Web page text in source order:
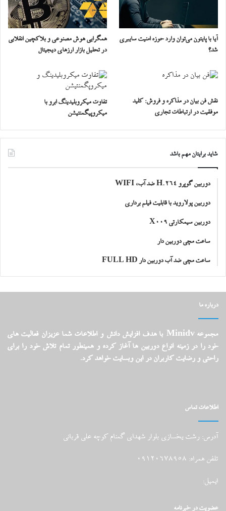
آیا با پایتون می‌توان وارد حوزه امنیت سایبری
شد؟
همگرایی هوش مصنوعی و بلاکچین انقلابی
در تحلیل بازار ارزهای دیجیتال
نقش فن بیان در مذاکره و فروش: کلید
موفقیت در ارتباطات تجاری
تفاوت میکروبلیدینگ ابرو با
میکروپیگمنتیشن
شاید برایتان مهم باشد
دوربین گوپرو H.264 ضد آب، WIFI
دوربین پولاروید با قابلیت فیلم برداری
دوربین سیمکارتی X009
ساعت مچی دوربین دار
ساعت مچی ضد آب دوربین دار FULL HD
درباره ما
مجموعه Minidv با هدف افزایش دانش و اطلاعات شما عزیزان فعالیت های
خود را در زمینه انواع دوربین ها آغاز کرده و همینطور تمام تلاش خود را برای
راحتی و رضایت کاربران در این وبسایت خواهد کرد.
اطلاعات تماس
آدرس: رشت یخسازی بلوار شهدای گمنام کوچه علی قربانی
تلفن همراه: 09120678958
ایمیل:
عضویت در خبرنامه